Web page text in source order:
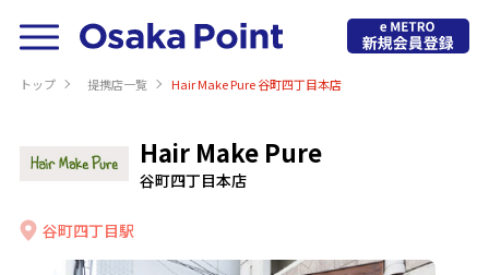
トップ 提携店⼀覧 Hair Make Pure 谷町四丁目本店
Hair Make Pure
谷町四丁目本店
谷町四丁目駅